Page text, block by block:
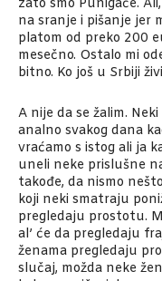
zato smo Punigaće.
na sranje i pišanje jer
platom od preko 200
mesečno. Ostalo mi
bitno. Ko još u Srbiji
A nije da se žalim.
analno svakog dana
vraćamo s istog ali ja
uneli neke prislušne
takođe, da nismo
koji neki smatraju
pregledaju prostotu.
al’ će da pregledaju
ženama pregledaju
slučaj, možda neke